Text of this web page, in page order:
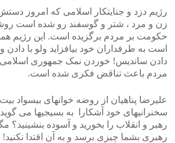
رژیم دزد و جنایتکار اسلامی که امروز
زن و مرد ، شتر و گوسفند رو شده است
حکومت بر مردم برگزیده است. این رژیم
است به طرفداران خود بیافزاید ولو با دادن
دادن ساندیس! خوردن نمک جمهوری اسلامی
مردم باعث تناقض فکری شده است.
علیرضا پناهیان از روضه خوانهای بیسواد
سخنرانیهای خود آشکارا به بسیجیها می
رهبر و انقلاب را بخورید و آسوده
رهبری بشما چیزی برسد و به آن اقتدا نکنید!